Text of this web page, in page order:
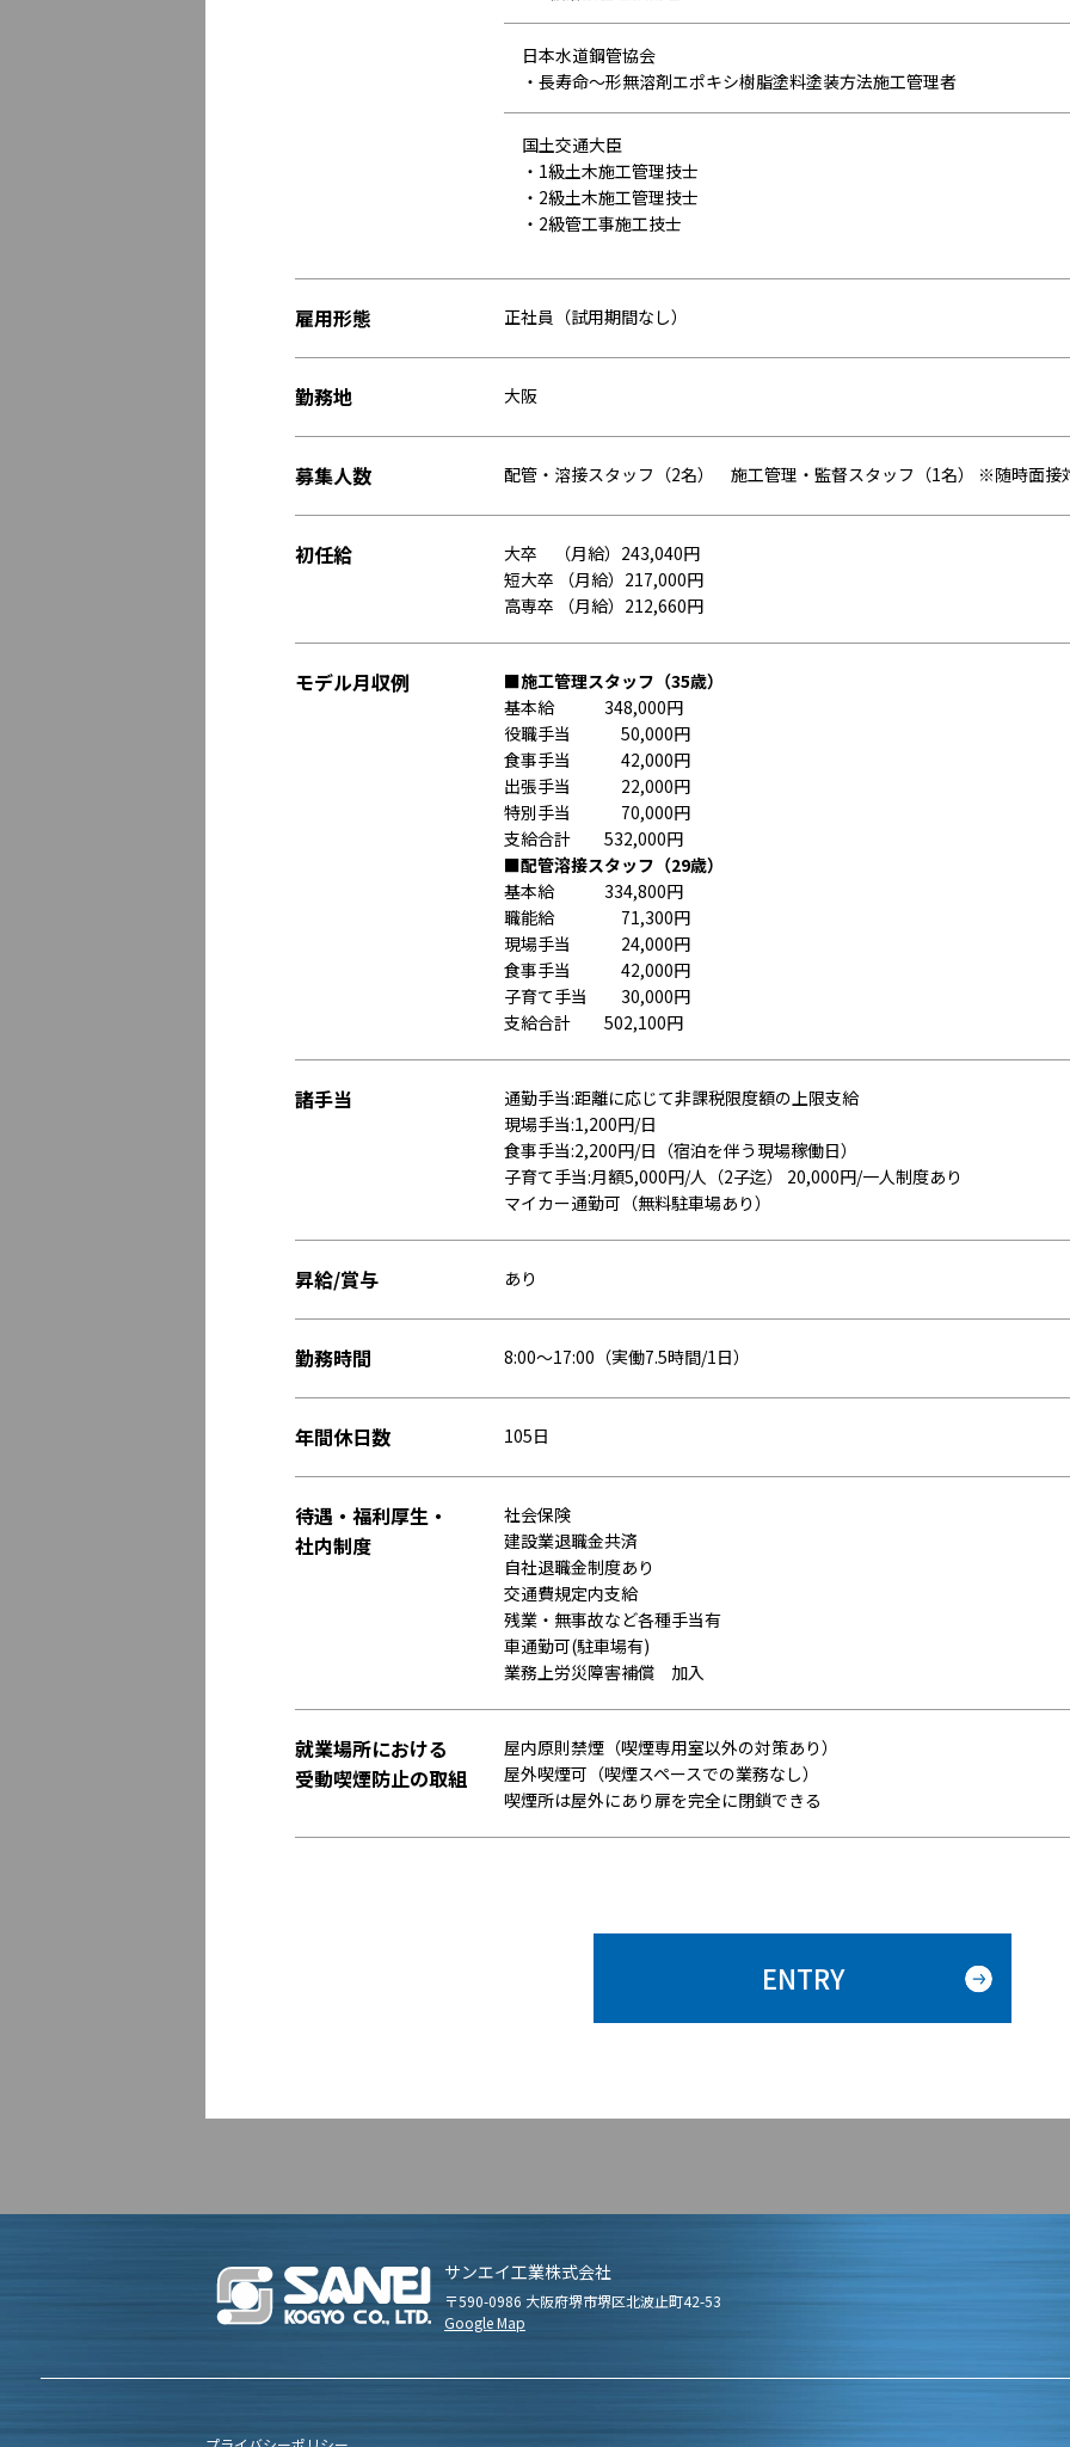
日本水道鋼管協会
・長寿命〜形無溶剤エポキシ樹脂塗料塗装方法施工管理者
国土交通大臣
・1級土木施工管理技士
・2級土木施工管理技士
・2級管工事施工技士
雇用形態 正社員（試用期間なし）
勤務地 大阪
募集人数 配管・溶接スタッフ（2名） 施工管理・監督スタッフ（1名） ※随時面接
初任給
大卒 （月給）243,040円
短大卒 （月給）217,000円
高専卒 （月給）212,660円
モデル月収例
■施工管理スタッフ（35歳）
基本給 348,000円
役職手当 50,000円
食事手当 42,000円
出張手当 22,000円
特別手当 70,000円
支給合計 532,000円
■配管溶接スタッフ（29歳）
基本給 334,800円
職能給 71,300円
現場手当 24,000円
食事手当 42,000円
子育て手当 30,000円
支給合計 502,100円
諸手当
通勤手当:距離に応じて非課税限度額の上限支給
現場手当:1,200円/日
食事手当:2,200円/日（宿泊を伴う現場稼働日）
子育て手当:月額5,000円/人（2子迄） 20,000円/一人制度あり
マイカー通勤可（無料駐車場あり）
昇給/賞与 あり
勤務時間 8:00～17:00（実働7.5時間/1日）
年間休日数 105日
待遇・福利厚生・
社内制度
社会保険
建設業退職金共済
自社退職金制度あり
交通費規定内支給
残業・無事故など各種手当有
車通勤可(駐車場有)
業務上労災障害補償 加入
就業場所における
受動喫煙防止の取組
屋内原則禁煙（喫煙専用室以外の対策あり）
屋外喫煙可（喫煙スペースでの業務なし）
喫煙所は屋外にあり扉を完全に閉鎖できる
ENTRY
サンエイ工業株式会社
〒590-0986 大阪府堺市堺区北波止町42-53
Google Map